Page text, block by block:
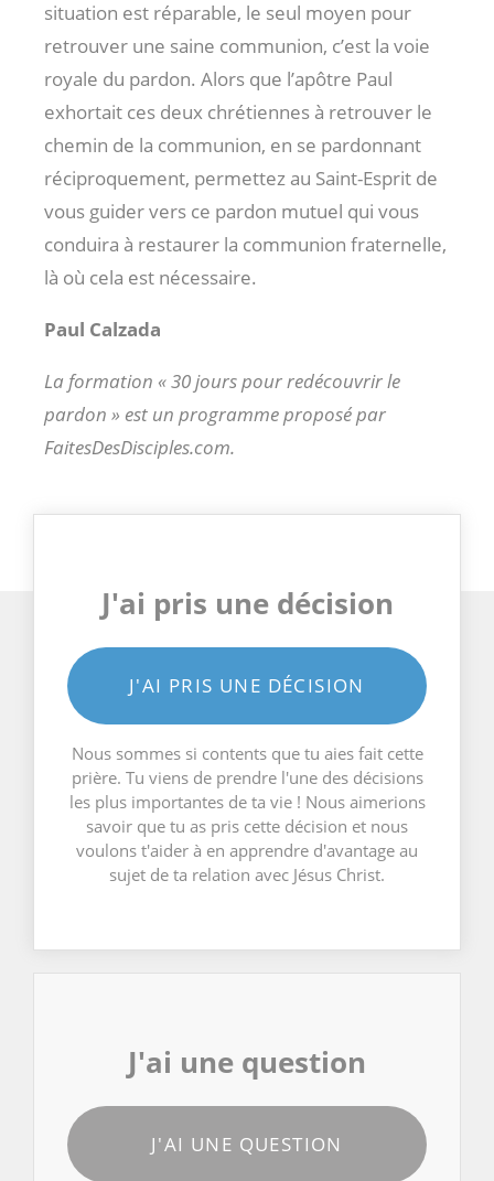
situation est réparable, le seul moyen pour
retrouver une saine communion, c’est la voie
royale du pardon. Alors que l’apôtre Paul
exhortait ces deux chrétiennes à retrouver le
chemin de la communion, en se pardonnant
réciproquement, permettez au Saint-Esprit de
vous guider vers ce pardon mutuel qui vous
conduira à restaurer la communion fraternelle,
là où cela est nécessaire.
Paul Calzada
La formation « 30 jours pour redécouvrir le
pardon » est un programme proposé par
FaitesDesDisciples.com.
J'ai pris une décision
J'AI PRIS UNE DÉCISION
Nous sommes si contents que tu aies fait cette
prière. Tu viens de prendre l'une des décisions
les plus importantes de ta vie ! Nous aimerions
savoir que tu as pris cette décision et nous
voulons t'aider à en apprendre d'avantage au
sujet de ta relation avec Jésus Christ.
J'ai une question
J'AI UNE QUESTION